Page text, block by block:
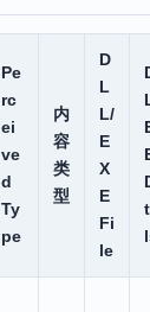
Pe
rc
ei
ve
d
Ty
pe
内
容
类
型
D
L
L/
E
X
E
Fi
le